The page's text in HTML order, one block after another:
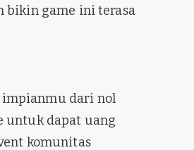
bikin game ini terasa
dari nol
untuk dapat uang
komunitas